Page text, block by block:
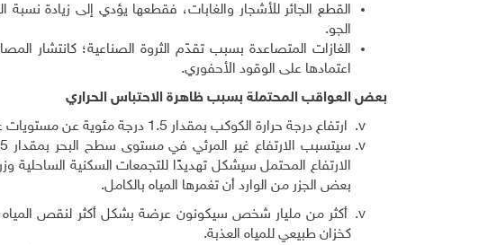
القطع الجائر للأشجار والغابات، فقطعها يؤدي إلى زيادة
الجو.
الغازات المتصاعدة بسبب تقدّم الثروة الصناعية؛ كانتشار
اعتمادها على الوقود الأحفوري.
بعض العواقب المحتملة بسبب ظاهرة الاحتباس الحراري
ارتفاع درجة حرارة الكوكب بمقدار 1.5 درجة مئوية عن مستويات عام 1990 سيعرض نحو ثلث الأنواع الحيوانية والنباتية لخطر الانقراض.
الارتفاع المحتمل سيشكل تهديدًا للتجمعات السكنية الساحلية
بعض الجزر من الوارد أن تغمرها المياه بالكامل.
أكثر من مليار شخص سيكونون عرضة بشكل أكثر لنقص المياه،
كخزان طبيعي للمياه العذبة.